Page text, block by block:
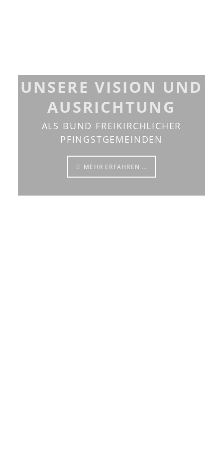
UNSERE VISION UND
AUSRICHTUNG
ALS BUND FREIKIRCHLICHER
PFINGSTGEMEINDEN
MEHR ERFAHREN …